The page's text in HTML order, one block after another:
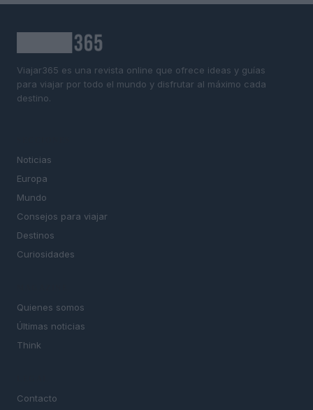
Viajar365 es una revista online que ofrece ideas y guías
para viajar por todo el mundo y disfrutar al máximo cada
destino.
Noticias
Europa
Mundo
Consejos para viajar
Destinos
Curiosidades
Quienes somos
Últimas noticias
Think
Contacto